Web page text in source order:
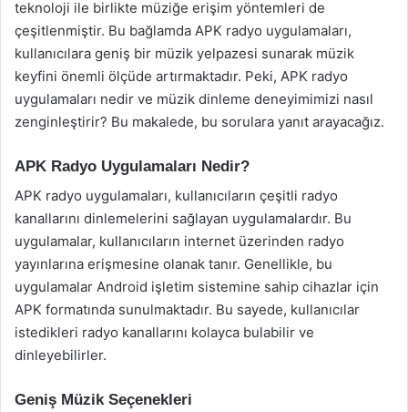
teknoloji ile birlikte müziğe erişim yöntemleri de
çeşitlenmiştir. Bu bağlamda APK radyo uygulamaları,
kullanıcılara geniş bir müzik yelpazesi sunarak müzik
keyfini önemli ölçüde artırmaktadır. Peki, APK radyo
uygulamaları nedir ve müzik dinleme deneyimimizi nasıl
zenginleştirir? Bu makalede, bu sorulara yanıt arayacağız.
APK Radyo Uygulamaları Nedir?
APK radyo uygulamaları, kullanıcıların çeşitli radyo
kanallarını dinlemelerini sağlayan uygulamalardır. Bu
uygulamalar, kullanıcıların internet üzerinden radyo
yayınlarına erişmesine olanak tanır. Genellikle, bu
uygulamalar Android işletim sistemine sahip cihazlar için
APK formatında sunulmaktadır. Bu sayede, kullanıcılar
istedikleri radyo kanallarını kolayca bulabilir ve
dinleyebilirler.
Geniş Müzik Seçenekleri